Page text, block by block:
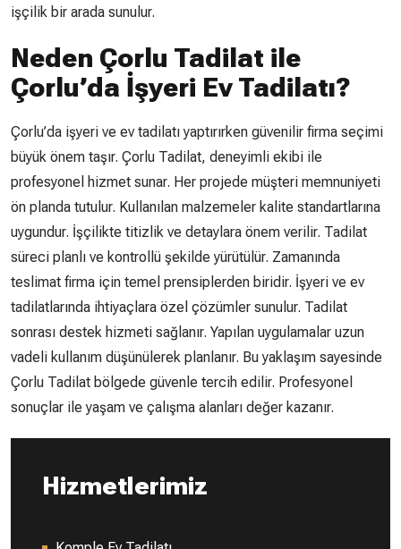
Hizmetlerimiz
işçilik bir arada sunulur.
Neden Çorlu Tadilat ile
Çorlu’da İşyeri Ev Tadilatı?
Çorlu’da işyeri ve ev tadilatı yaptırırken güvenilir firma seçimi
büyük önem taşır. Çorlu Tadilat, deneyimli ekibi ile
profesyonel hizmet sunar. Her projede müşteri memnuniyeti
ön planda tutulur. Kullanılan malzemeler kalite standartlarına
uygundur. İşçilikte titizlik ve detaylara önem verilir. Tadilat
süreci planlı ve kontrollü şekilde yürütülür. Zamanında
teslimat firma için temel prensiplerden biridir. İşyeri ve ev
tadilatlarında ihtiyaçlara özel çözümler sunulur. Tadilat
sonrası destek hizmeti sağlanır. Yapılan uygulamalar uzun
vadeli kullanım düşünülerek planlanır. Bu yaklaşım sayesinde
Çorlu Tadilat bölgede güvenle tercih edilir. Profesyonel
sonuçlar ile yaşam ve çalışma alanları değer kazanır.